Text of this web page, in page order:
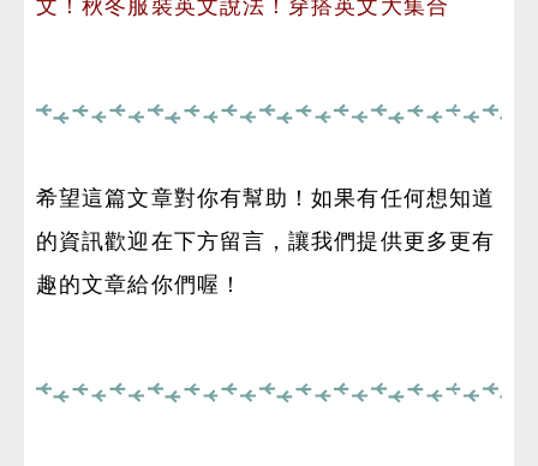
文！秋冬服裝英文說法！穿搭英文大集合
希望這篇文章對你有幫助！如果有任何想知道
的資訊歡迎在下方留言，讓我們提供更多更有
趣的文章給你們喔！